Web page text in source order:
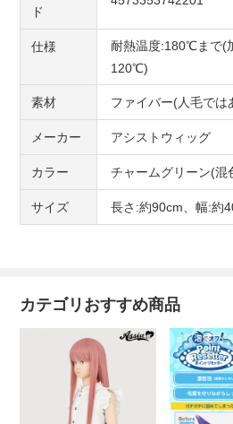
ド
仕様
耐熱温度:180℃まで(
120℃)
素材 ファイバー(人毛では
メーカー アシストウィッグ
カラー チャームグリーン(混
サイズ 長さ:約90cm、幅:約
カテゴリおすすめ商品